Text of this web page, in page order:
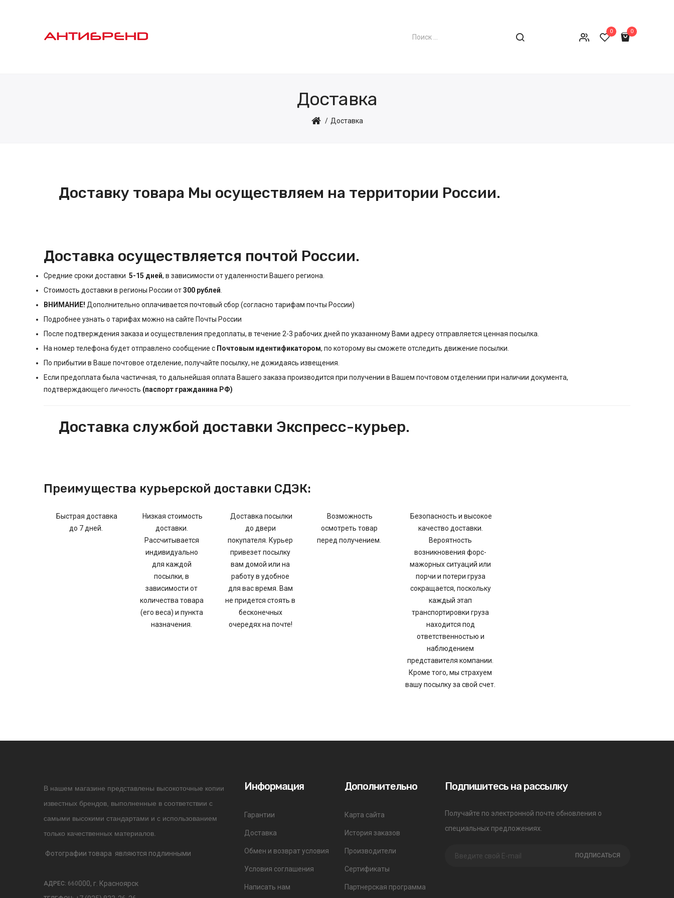
0 0
Доставка
Доставка
Доставку товара Мы осуществляем на территории России.
Доставка осуществляется почтой России.
Средние сроки доставки 5-15 дней, в зависимости от удаленности Вашего региона.
Стоимость доставки в регионы России от300 рублей
ВНИМАНИЕ! Дополнительно оплачивается почтовый сбор (согласно тарифам почты России)
Подробнее узнать о тарифах можно на сайте Почты России
После подтверждения заказа и осуществления предоплаты, в течение 2-3 рабочих дней по указанному Вами адресу отправляется ценная посылка.
На номер телефона будет отправлено сообщение с Почтовым идентификатором, по которому вы сможете отследить движение посылки.
По прибытии в Ваше почтовое отделение, получайте посылку, не дожидаясь извещения.
Если предоплата была частичная, то дальнейшая оплата Вашего заказа производится при получении в Вашем почтовом отделении при наличии документа,
подтверждающего личность (паспорт гражданина РФ)
Доставка службой доставки Экспресс-курьер.
Преимущества курьерской доставки СДЭК:
Быстрая доставка
до 7 дней.
Низкая стоимость
доставки.
Рассчитывается
индивидуально
для каждой
посылки, в
зависимости от
количества товара
(его веса) и пункта
назначения.
Доставка посылки
до двери
покупателя. Курьер
привезет посылку
вам домой или на
работу в удобное
для вас время. Вам
не придется стоять в
бесконечных
очередях на почте!
Возможность
осмотреть товар
перед получением.
Безопасность и высокое
качество доставки.
Вероятность
возникновения форс-
мажорных ситуаций или
порчи и потери груза
сокращается, поскольку
каждый этап
транспортировки груза
находится под
ответственностью и
наблюдением
представителя компании.
Кроме того, мы страхуем
вашу посылку за свой счет.
В нашем магазине представлены высокоточные копии
известных брендов, выполненные в соответствии с
самыми высокими стандартами и с использованием
только качественных материалов.
Фотографии товара являются подлинными
АДРЕС: 660000, г. Красноярск
Информация
Гарантии
Доставка
Обмен и возврат условия
Условия соглашения
Написать нам
Дополнительно
Карта сайта
История заказов
Производители
Сертификаты
Партнерская программа
Подпишитесь на рассылку
Получайте по электронной почте обновления о
специальных предложениях.
ПОДПИСАТЬСЯ